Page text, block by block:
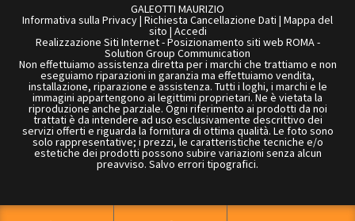
GALEOTTI MAURIZIO
Informativa sulla Privacy| Richiesta Cancellazione Dati | Mappa del
sito | Accedi
Realizzazione Siti Internet-Posizionamento siti web ROMA-
Solution Group Communication
Non effettuiamo assistenza diretta per i marchi che trattiamo e non
eseguiamo riparazioni in garanzia ma effettuiamo vendita,
installazione, riparazione e assistenza. Tutti i loghi, i marchi e le
immagini appartengono ai legittimi proprietari. Ne è vietata la
riproduzione anche parziale. Ogni riferimento ai prodotti da noi
trattati è da intendere ad uso esclusivamente descrittivo dei
servizi offerti e riguarda la fornitura di ottima qualità. Le foto sono
solo rappresentative; i prezzi, le caratteristiche tecniche e/o
estetiche dei prodotti possono subire variazioni senza alcun
preavviso. Salvo errori tipografici.